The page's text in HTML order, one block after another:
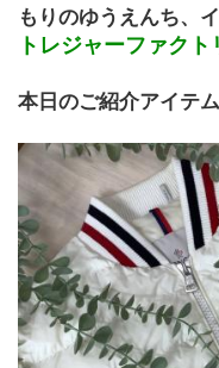
もりのゆうえんち、
トレジャーファク
本日のご紹介アイテ